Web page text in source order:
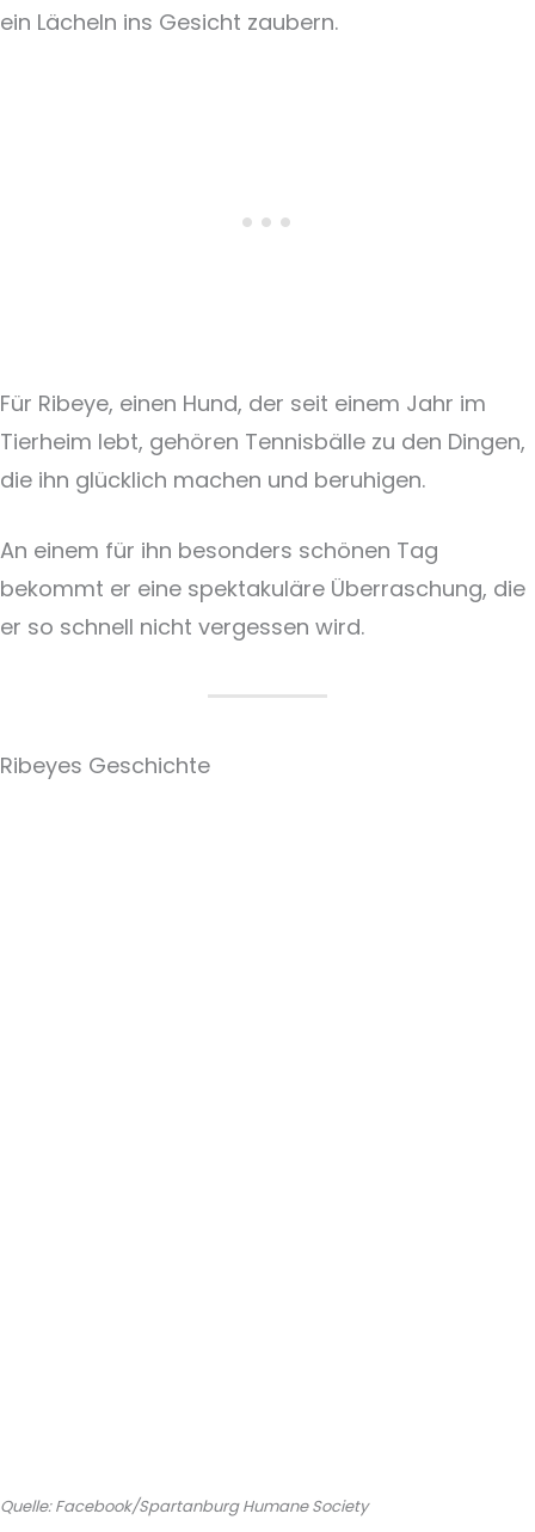
ein Lächeln ins Gesicht zaubern.
Für Ribeye, einen Hund, der seit einem Jahr im
Tierheim lebt, gehören Tennisbälle zu den Dingen,
die ihn glücklich machen und beruhigen.
An einem für ihn besonders schönen Tag
bekommt er eine spektakuläre Überraschung, die
er so schnell nicht vergessen wird.
Ribeyes Geschichte
Quelle: Facebook/Spartanburg Humane Society